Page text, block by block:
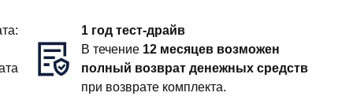
1 год тест-драйв
В течение 12 месяцев возможен
полный возврат денежных средств
при возврате комплекта.